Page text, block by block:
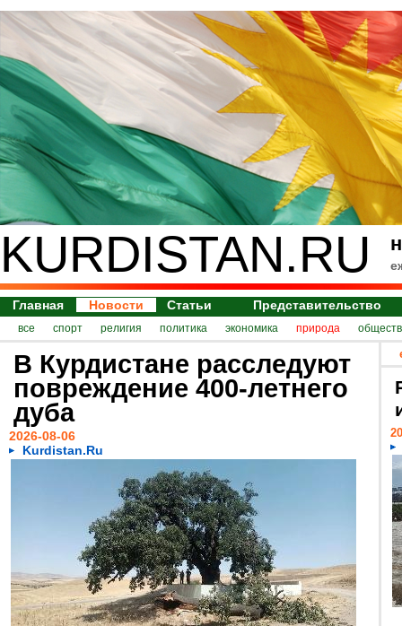
KURDISTAN.RU
Главная Новости Статьи Представительство
все спорт религия политика экономика природа
В Курдистане расследуют
повреждение 400-летнего
дуба
2026-08-06
Kurdistan.Ru